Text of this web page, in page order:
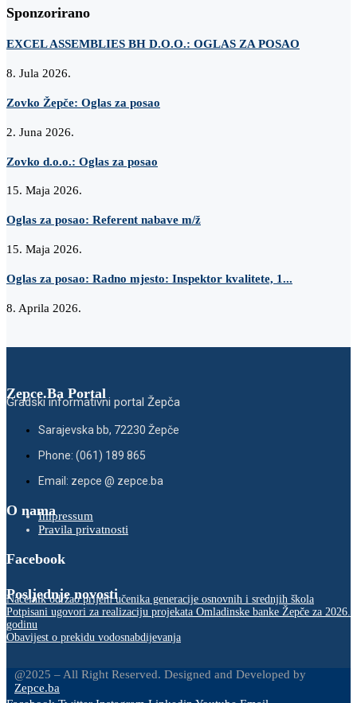
Sponzorirano
EXCEL ASSEMBLIES BH D.O.O.: OGLAS ZA POSAO
8. Jula 2026.
Zovko Žepče: Oglas za posao
2. Juna 2026.
Zovko d.o.o.: Oglas za posao
15. Maja 2026.
Oglas za posao: Referent nabave m/ž
15. Maja 2026.
Oglas za posao: Radno mjesto: Inspektor kvalitete, 1...
8. Aprila 2026.
Zepce.Ba Portal
Gradski informativni portal Žepča
Sarajevska bb, 72230 Žepče
Phone: (061) 189 865
Email: zepce @ zepce.ba
O namaImpressum
Pravila privatnosti
Facebook
Posljednje novosti
Načelnik održao prijem učenika generacije osnovnih i srednjih škola
Potpisani ugovori za realizaciju projekata Omladinske banke Žepče za 2026.
godinu
Obavijest o prekidu vodosnabdijevanja
@2025 – All Right Reserved. Designed and Developed by
Zepce.ba